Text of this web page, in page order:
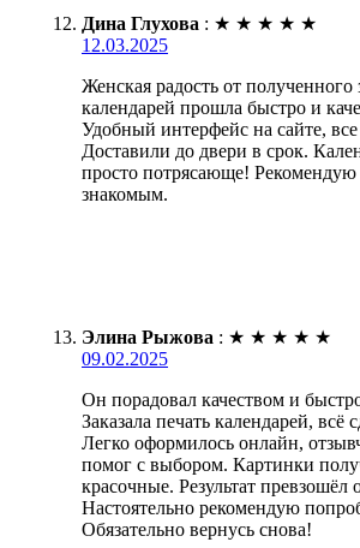
Дина Глухова : ★ ★ ★ ★ ★
12.03.2025
Женская радость от полученного
календарей прошла быстро и
Удобный интерфейс на сайте,
Доставили до двери в срок.
просто потрясающе! Рекомендую
знакомым.
Элина Рыжова : ★ ★ ★ ★ ★
09.02.2025
Он порадовал качеством и
Заказала печать календарей, всё
Легко оформилось онлайн,
помог с выбором. Картинки
красочные. Результат превзошёл
Настоятельно рекомендую
Обязательно вернусь снова!